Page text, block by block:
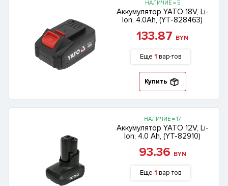
НАЛИЧИЕ = 5
Аккумулятор YATO 18V, Li-
lon, 4.0Ah, (YT-828463)
133.87 BYN
Еще 1 вар-тов
Купить
НАЛИЧИЕ = 17
Аккумулятор YATO 12V, Li-
lon, 4.0 Ah, (YT-82910)
93.36 BYN
Еще 1 вар-тов